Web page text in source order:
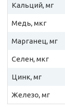
Кальций, мг
Медь, мкг
Марганец, мг
Селен, мкг
Цинк, мг
Железо, мг